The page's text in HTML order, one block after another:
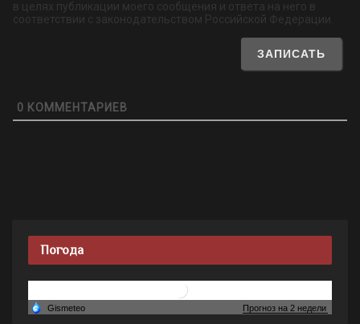
в целях публикации моего сообщения и ответа на него в
соответствии с законодательством Российской Федерации.
0 КОММЕНТАРИЕВ
Погода